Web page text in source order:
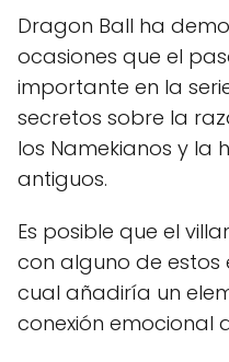
Dragon Ball ha
ocasiones que el
importante en la
secretos sobre la
los Namekianos y la
antiguos.
Es posible que el
con alguno de estos
cual añadiría un
conexión emocional